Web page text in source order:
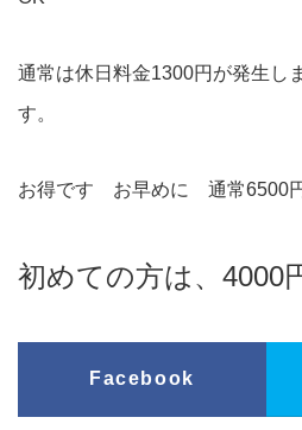
通常は休日料金1300円が発生し
す。
お得です お早めに 通常6500
初めての方は、
Facebook